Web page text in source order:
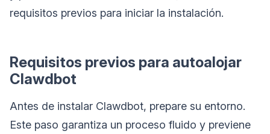
requisitos previos para iniciar la instalación.
Requisitos previos para autoalojar
Clawdbot
Antes de instalar Clawdbot, prepare su entorno.
Este paso garantiza un proceso fluido y previene